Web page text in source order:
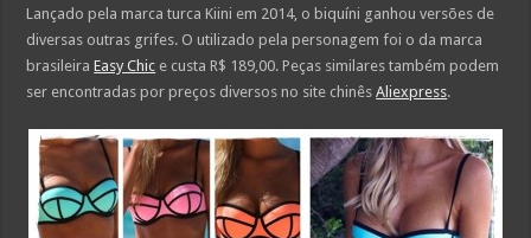
Lançado pela marca turca Kiini em 2014, o biquíni ganhou versões de
diversas outras grifes. O utilizado pela personagem foi o da marca
brasileiraEasy Chic e custa R$ 189,00. Peças similares também podem
ser encontradas por preços diversos no site chinêsAliexpress.